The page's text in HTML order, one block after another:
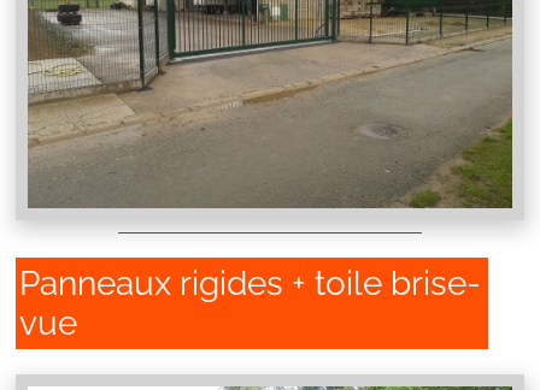
Panneaux rigides + toile brise-
vue